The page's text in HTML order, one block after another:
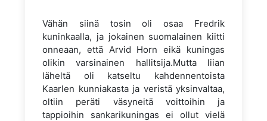
Vähän siinä tosin oli osaa Fredrik
kuninkaalla, ja jokainen suomalainen kiitti
onneaan, että Arvid Horn eikä kuningas
olikin varsinainen hallitsija.Mutta liian
läheltä oli katseltu kahdennentoista
Kaarlen kunniakasta ja veristä yksinvaltaa,
oltiin peräti väsyneitä voittoihin ja
tappioihin sankarikuningas ei ollut vielä